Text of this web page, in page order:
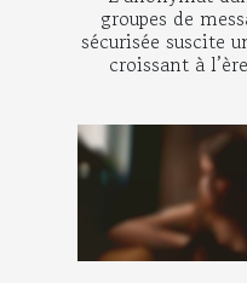
groupes de
sécurisée suscite
croissant à